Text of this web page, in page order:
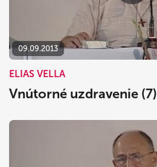
09.09.2013
ELIAS VELLA
Vnútorné uzdravenie (7)